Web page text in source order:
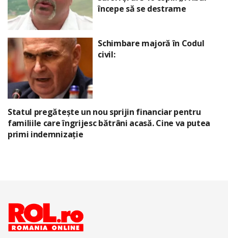
începe să se destrame
Schimbare majoră în Codul
civil:
Statul pregătește un nou sprijin financiar pentru
familiile care îngrijesc bătrâni acasă. Cine va putea
primi indemnizație